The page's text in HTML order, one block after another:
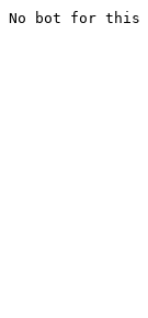
No bot for this